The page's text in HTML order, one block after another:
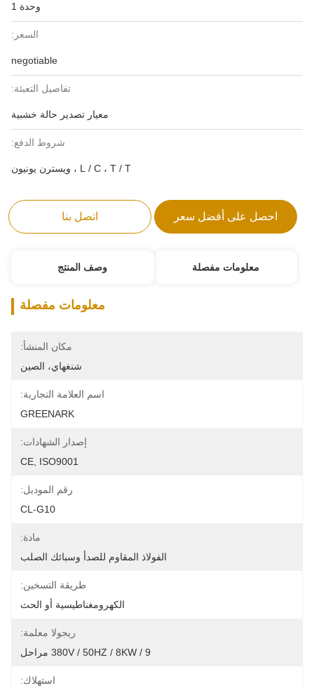
وحدة 1
السعر:
negotiable
تفاصيل التعبئة:
معيار تصدير حالة خشبية
شروط الدفع:
L / C ، T / T ، ويسترن يونيون
احصل على أفضل سعر اتصل بنا
معلومات مفصلة وصف المنتج
معلومات مفصلة
مكان المنشأ:
شنغهاي، الصين
اسم العلامة التجارية:
GREENARK
إصدار الشهادات:
CE, ISO9001
رقم الموديل:
CL-G10
مادة:
الفولاذ المقاوم للصدأ وسبائك الصلب
طريقة التسخين:
الكهرومغناطيسية أو الحث
ريجولا معلمة:
380V / 50HZ / 8KW / 9 مراحل
استهلاك: